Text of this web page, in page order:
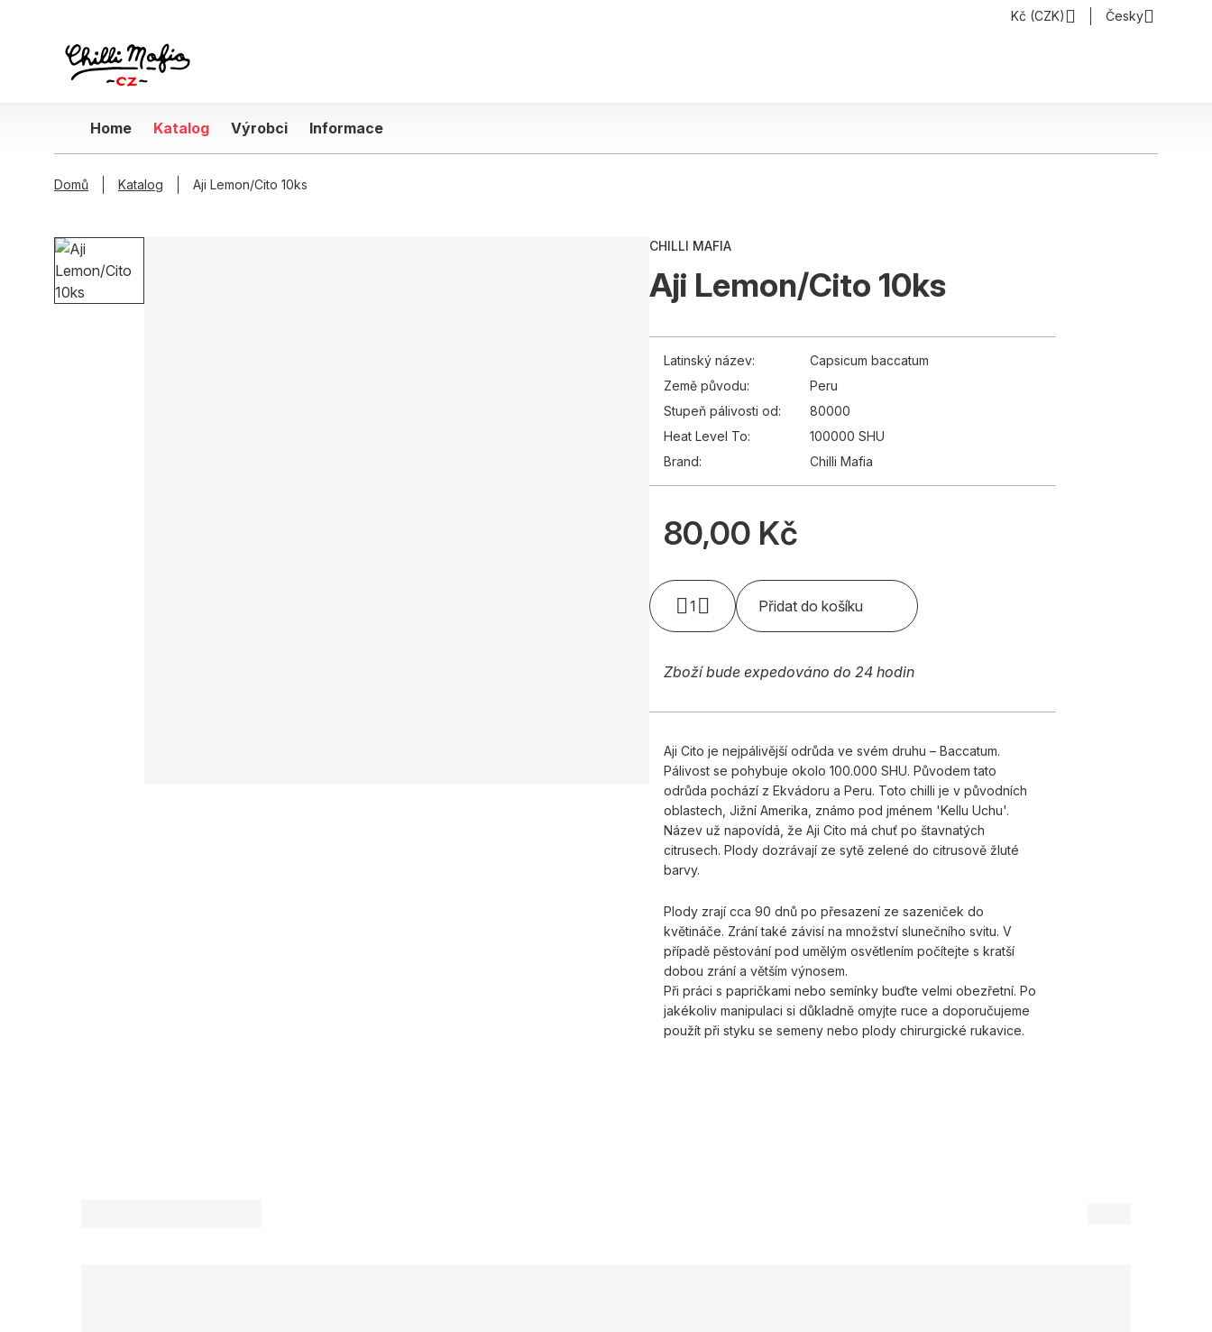
Kč (CZK) Česky
Home Katalog Výrobci Informace
Domů Katalog Aji Lemon/Cito 10ks
CHILLI MAFIA
Aji Lemon/Cito 10ks
Latinský název:
Capsicum baccatum
Země původu:
Peru
Stupeň pálivosti od:
80000
Heat Level To:
100000 SHU
Brand:
Chilli Mafia
80,00 Kč
1 Přidat do košíku
Zboží bude expedováno do 24 hodin
Aji Cito je nejpálivější odrůda ve svém druhu – Baccatum.
Pálivost se pohybuje okolo 100.000 SHU. Původem tato
odrůda pochází z Ekvádoru a Peru. Toto chilli je v původních
oblastech, Jižní Amerika, známo pod jménem 'Kellu Uchu'.
Název už napovídá, že Aji Cito má chuť po štavnatých
citrusech. Plody dozrávají ze sytě zelené do citrusově žluté
barvy.
Plody zrají cca 90 dnů po přesazení ze sazeniček do
květináče. Zrání také závisí na množství slunečního svitu. V
případě pěstování pod umělým osvětlením počítejte s kratší
dobou zrání a větším výnosem.
Při práci s papričkami nebo semínky buďte velmi obezřetní. Po
jakékoliv manipulaci si důkladně omyjte ruce a doporučujeme
použít při styku se semeny nebo plody chirurgické rukavice.